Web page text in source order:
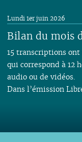
Bilan du mois
Lundi 1er juin 2026
15 transcriptions
qui correspond à 12
audio ou de vidéos.
Dans l’émission